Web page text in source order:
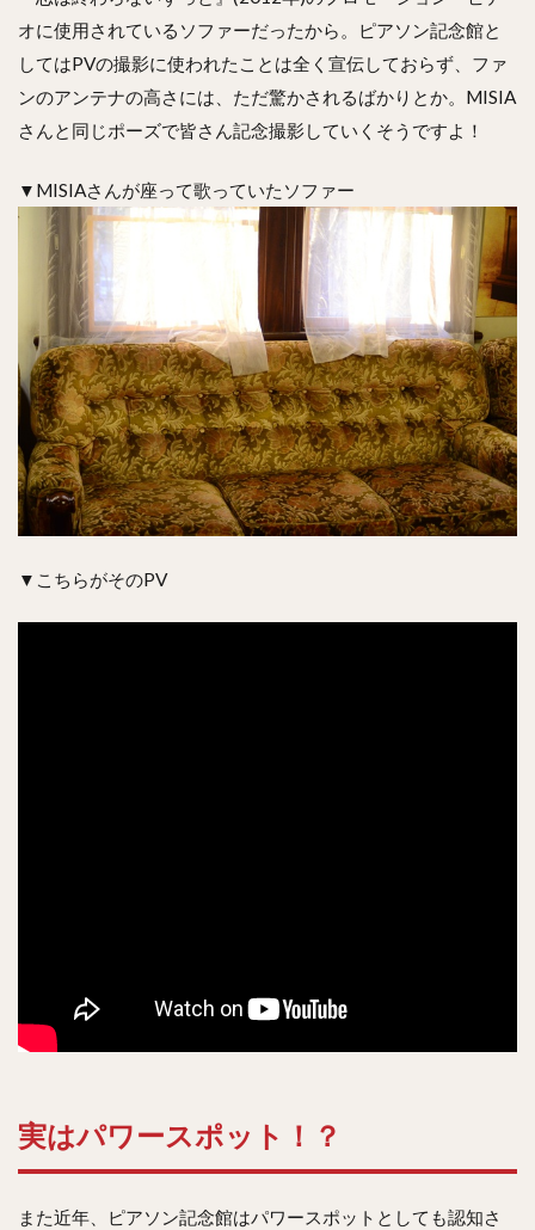
オに使用されているソファーだったから。ピアソン記念館と
してはPVの撮影に使われたことは全く宣伝しておらず、ファ
ンのアンテナの高さには、ただ驚かされるばかりとか。MISIA
さんと同じポーズで皆さん記念撮影していくそうですよ！
▼MISIAさんが座って歌っていたソファー
▼こちらがそのPV
実はパワースポット！？
また近年、ピアソン記念館はパワースポットとしても認知さ